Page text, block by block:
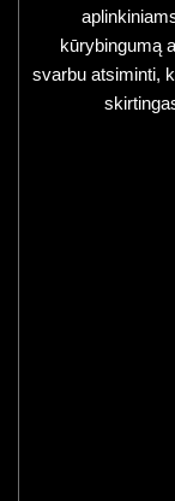
kūrybingumą
svarbu atsiminti,